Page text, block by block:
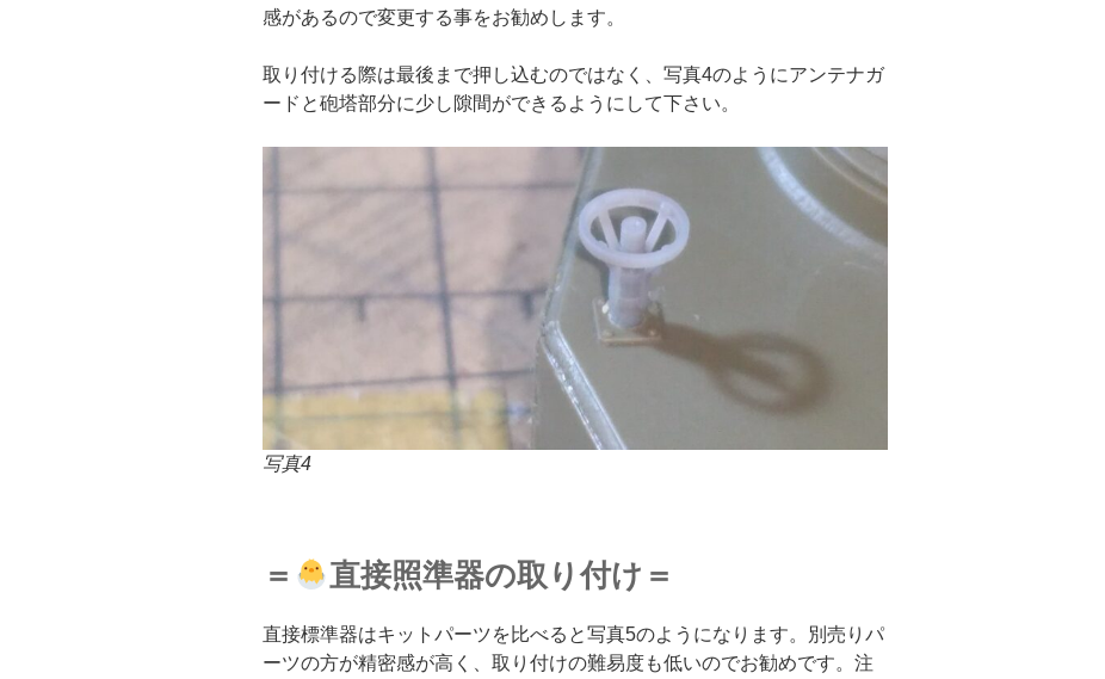
感があるので変更する事をお勧めします。
取り付ける際は最後まで押し込むのではなく、写真4のようにアンテナガ
ードと砲塔部分に少し隙間ができるようにして下さい。
写真4
＝ 直接照準器の取り付け＝
直接標準器はキットパーツを比べると写真5のようになります。別売りパ
ーツの方が精密感が高く、取り付けの難易度も低いのでお勧めです。注